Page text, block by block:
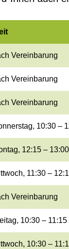
Ver­ein­ba­rung
Ver­ein­ba­rung
Ver­ein­ba­rung
10:30 –
12:15 –
11:30 –
Ver­ein­ba­rung
10:30 –
10:30 –